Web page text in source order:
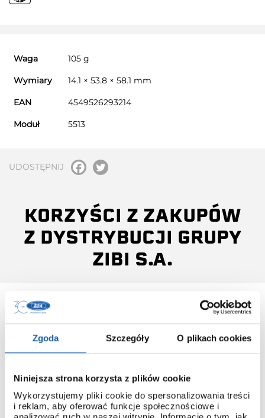
Zgoda Szczegóły O plikach cookies
Niniejsza strona korzysta z plików cookie
Wykorzystujemy pliki cookie do spersonalizowania treści
i reklam, aby oferować funkcje społecznościowe i
Waga 105 g
Wymiary 14.1 × 53.8 × 58.1 mm
EAN 4549526293214
Moduł 5513
UDOSTĘPNIJ
KORZYŚCI Z ZAKUPÓW
Z DYSTRYBUCJI GRUPY
ZIBI S.A.
INSTRUKCJA OBSŁUGI
Do każdego modelu G-SHOCK, który pochodzi z
dystrybucji ZIBI dołączana jest instrukcja obsługi w języku
polskim.
Dzięki temu łatwo poznasz obsługę nawet najbardziej